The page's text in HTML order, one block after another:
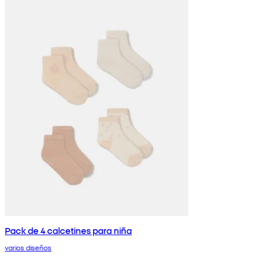
Pack de 4 calcetines para niña
varios diseños